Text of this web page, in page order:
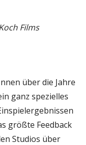
Films
über die Jahre
ganz spezielles
größte Feedback
Studios über